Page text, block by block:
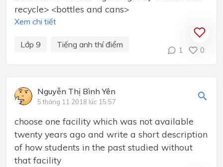
recycle> <bottles and cans>
Xem chi tiết
Lớp 9 Tiếng anh thí điểm
1 0
Nguyễn Thị Bình Yên
5 tháng 11 2018 lúc 15:57
choose one facility which was not available
twenty years ago and write a short description
of how students in the past studied without
that facility